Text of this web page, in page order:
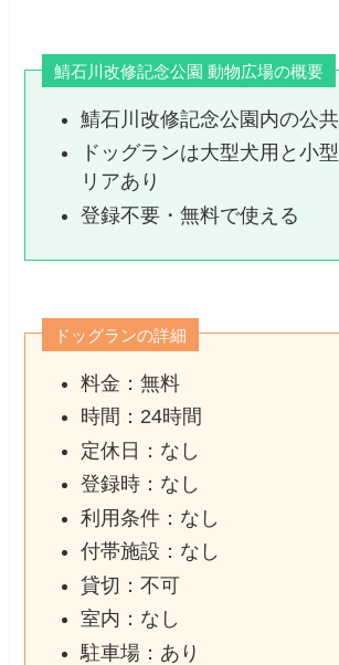
鯖石川改修記念公園 動物広場の概要
鯖石川改修記念公園内の公
ドッグランは大型犬用と小
リアあり
登録不要・無料で使える
ドッグランの詳細
料金：無料
時間：24時間
定休日：なし
登録時：なし
利用条件：なし
付帯施設：なし
貸切：不可
室内：なし
駐車場：あり